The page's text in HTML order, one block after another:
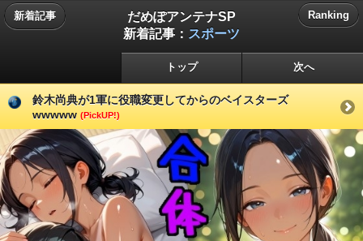
新着記事
だめぽアンテナSP
新着記事： スポーツ
Ranking
トップ 次へ
鈴木尚典が1軍に役職変更してからのベイスターズ
wwwww (PickUP!)